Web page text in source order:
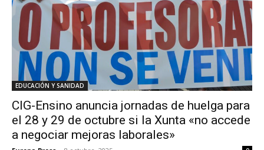
EDUCACIÓN Y SANIDAD
CIG-Ensino anuncia jornadas de huelga para
el 28 y 29 de octubre si la Xunta «no accede
a negociar mejoras laborales»